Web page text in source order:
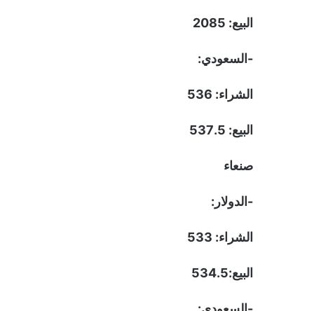
البيع: 2085
-السعودي:
الشراء: 536
البيع: 537.5
صنعاء
-الدولار:
الشراء: 533
البيع:534.5